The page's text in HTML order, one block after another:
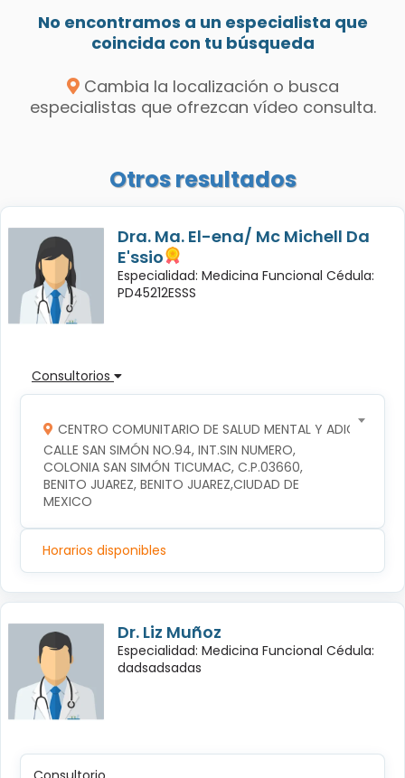
No encontramos a un especialista que
coincida con tu búsqueda
Cambia la localización o busca
especialistas que ofrezcan vídeo consulta.
Otros resultados
Dra. Ma. El-ena/ Mc Michell Da
E'ssio
Especialidad: Medicina Funcional Cédula:
PD45212ESSS
Consultorios
CENTRO COMUNITARIO DE SALUD MENTAL Y ADICCIONES
CALLE SAN SIMÓN NO.94, INT.SIN NUMERO,
COLONIA SAN SIMÓN TICUMAC, C.P.03660,
BENITO JUAREZ, BENITO JUAREZ,CIUDAD DE
MEXICO
Horarios disponibles
Dr. Liz Muñoz
Especialidad: Medicina Funcional Cédula:
dadsadsadas